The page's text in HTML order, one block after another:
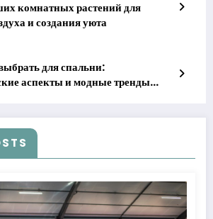
комнатных растений для
и создания уюта
для спальни:
аспекты и модные тренды